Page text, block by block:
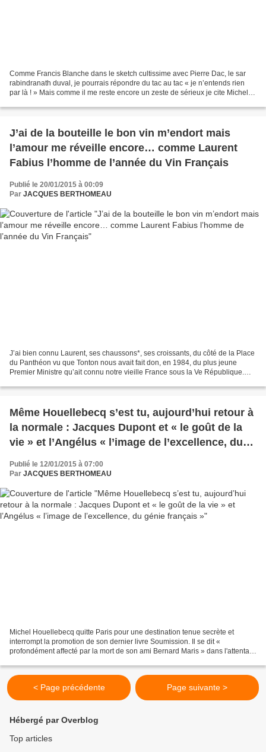
Comme Francis Blanche dans le sketch cultissime avec Pierre Dac, le sar
rabindranath duval, je pourrais répondre du tac au tac « je n’entends rien
par là ! » Mais comme il me reste encore un zeste de sérieux je cite Michel
J’ai de la bouteille le bon vin m’endort mais
l’amour me réveille encore… comme Laurent
Fabius l’homme de l’année du Vin Français
Publié le 20/01/2015 à 00:09
Par JACQUES BERTHOMEAU
J’ai bien connu Laurent, ses chaussons*, ses croissants, du côté de la Place
du Panthéon vu que Tonton nous avait fait don, en 1984, du plus jeune
Premier Ministre qu’ait connu notre vieille France sous la Ve République.
Même Houellebecq s’est tu, aujourd’hui retour à
la normale : Jacques Dupont et « le goût de la
vie » et l’Angélus « l’image de l’excellence, du
Publié le 12/01/2015 à 07:00
Par JACQUES BERTHOMEAU
Michel Houellebecq quitte Paris pour une destination tenue secrète et
interrompt la promotion de son dernier livre Soumission. Il se dit «
profondément affecté par la mort de son ami Bernard Maris » dans l'attentat
< Page précédente Page suivante >
Hébergé par Overblog
Top articles